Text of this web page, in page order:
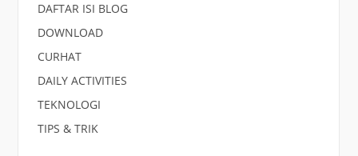
DAFTAR ISI BLOG
DOWNLOAD
CURHAT
DAILY ACTIVITIES
TEKNOLOGI
TIPS & TRIK